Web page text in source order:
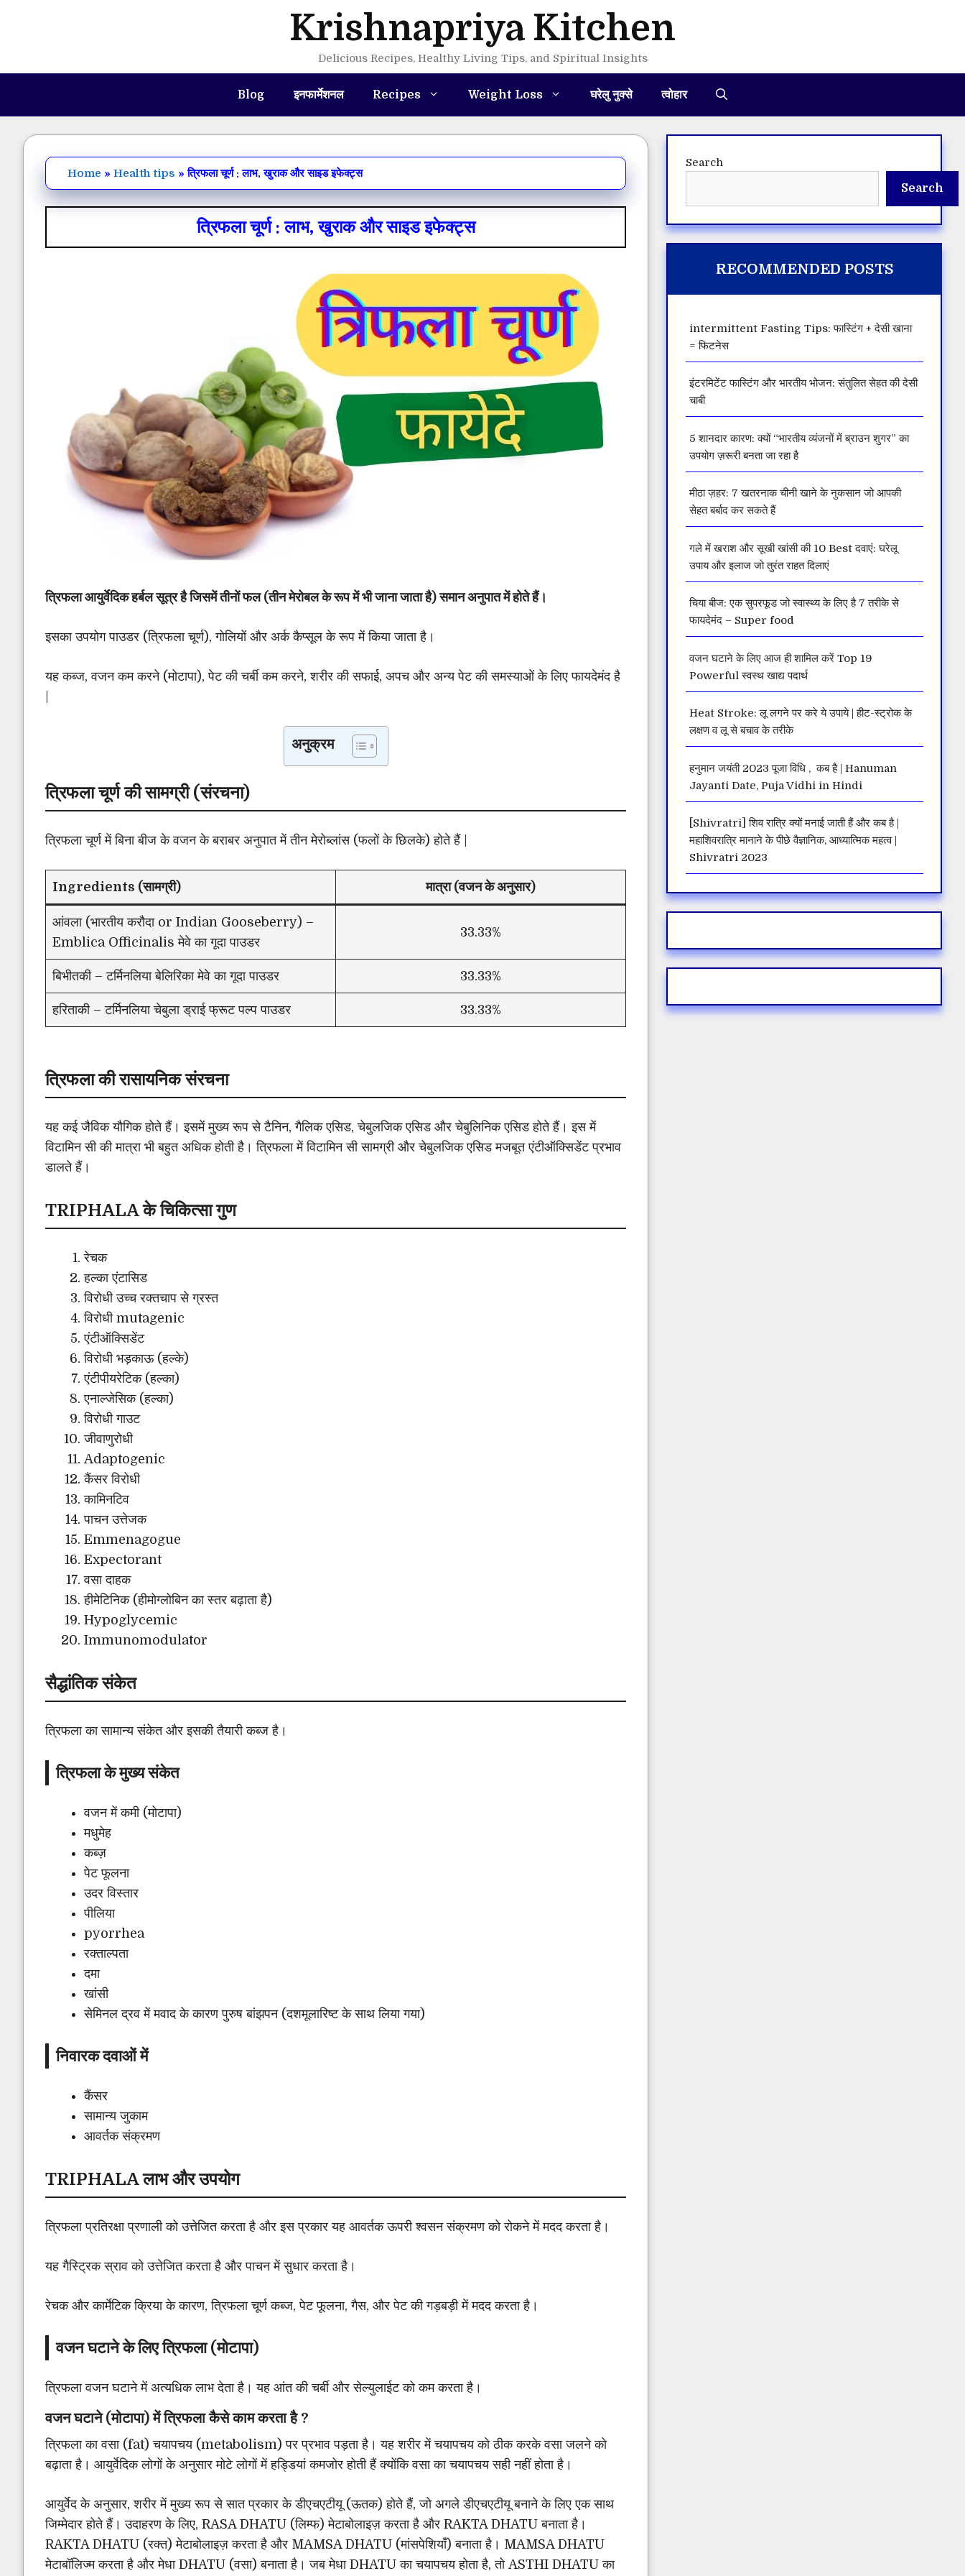
Krishnapriya Kitchen
Delicious Recipes, Healthy Living Tips, and Spiritual Insights
Blog इनफार्मेशनल Recipes Weight Loss घरेलु नुक्से त्वोहार
Home » Health tips »त्रिफला चूर्ण : लाभ, खुराक और साइड इफेक्ट्स
त्रिफला चूर्ण : लाभ, खुराक और साइड इफेक्ट्स
त्रिफला आयुर्वेदिक हर्बल सूत्र है जिसमें तीनों फल (तीन मेरोबल के रूप में भी जाना जाता है) समान अनुपात में होते हैं।
इसका उपयोग पाउडर (त्रिफला चूर्ण), गोलियों और अर्क कैप्सूल के रूप में किया जाता है।
यह कब्ज, वजन कम करने (मोटापा), पेट की चर्बी कम करने, शरीर की सफाई, अपच और अन्य पेट की समस्याओं के लिए फायदेमंद है
अनुक्रम
त्रिफला चूर्ण की सामग्री (संरचना)
त्रिफला चूर्ण में बिना बीज के वजन के बराबर अनुपात में तीन मेरोब्लांस (फलों के छिलके) होते हैं |
Ingredients (सामग्री) मात्रा (वजन के अनुसार)
आंवला (भारतीय करौदा or Indian Gooseberry) –
Emblica Officinalis मेवे का गूदा पाउडर
33.33%
बिभीतकी – टर्मिनलिया बेलिरिका मेवे का गूदा पाउडर 33.33%
हरिताकी – टर्मिनलिया चेबुला ड्राई फ्रूट पल्प पाउडर 33.33%
त्रिफला की रासायनिक संरचना
यह कई जैविक यौगिक होते हैं। इसमें मुख्य रूप से टैनिन, गैलिक एसिड, चेबुलजिक एसिड और चेबुलिनिक एसिड होते हैं। इस में
विटामिन सी की मात्रा भी बहुत अधिक होती है। त्रिफला में विटामिन सी सामग्री और चेबुलजिक एसिड मजबूत एंटीऑक्सिडेंट प्रभाव
डालते हैं।
TRIPHALA के चिकित्सा गुण
रेचक
हल्का एंटासिड
विरोधी उच्च रक्तचाप से ग्रस्त
विरोधी mutagenic
एंटीऑक्सिडेंट
विरोधी भड़काऊ (हल्के)
एंटीपीयरेटिक (हल्का)
एनाल्जेसिक (हल्का)
विरोधी गाउट
जीवाणुरोधी
Adaptogenic
कैंसर विरोधी
कामिनटिव
पाचन उत्तेजक
Emmenagogue
Expectorant
वसा दाहक
हीमेटिनिक (हीमोग्लोबिन का स्तर बढ़ाता है)
Hypoglycemic
Immunomodulator
सैद्धांतिक संकेत
त्रिफला का सामान्य संकेत और इसकी तैयारी कब्ज है।
त्रिफला के मुख्य संकेत
वजन में कमी (मोटापा)
मधुमेह
कब्ज़
पेट फूलना
उदर विस्तार
पीलिया
pyorrhea
रक्ताल्पता
दमा
खांसी
सेमिनल द्रव में मवाद के कारण पुरुष बांझपन (दशमूलारिष्ट के साथ लिया गया)
निवारक दवाओं में
कैंसर
सामान्य जुकाम
आवर्तक संक्रमण
TRIPHALA लाभ और उपयोग
त्रिफला प्रतिरक्षा प्रणाली को उत्तेजित करता है और इस प्रकार यह आवर्तक ऊपरी श्वसन संक्रमण को रोकने में मदद करता है।
यह गैस्ट्रिक स्राव को उत्तेजित करता है और पाचन में सुधार करता है।
रेचक और कार्मेटिक क्रिया के कारण, त्रिफला चूर्ण कब्ज, पेट फूलना, गैस, और पेट की गड़बड़ी में मदद करता है।
वजन घटाने के लिए त्रिफला (मोटापा)
त्रिफला वजन घटाने में अत्यधिक लाभ देता है। यह आंत की चर्बी और सेल्युलाईट को कम करता है।
वजन घटाने (मोटापा) में त्रिफला कैसे काम करता है ?
त्रिफला का वसा (fat) चयापचय (metabolism) पर प्रभाव पड़ता है। यह शरीर में चयापचय को ठीक करके वसा जलने को
बढ़ाता है। आयुर्वेदिक लोगों के अनुसार मोटे लोगों में हड्डियां कमजोर होती हैं क्योंकि वसा का चयापचय सही नहीं होता है।
आयुर्वेद के अनुसार, शरीर में मुख्य रूप से सात प्रकार के डीएचएटीयू (ऊतक) होते हैं, जो अगले डीएचएटीयू बनाने के लिए एक साथ
जिम्मेदार होते हैं। उदाहरण के लिए, RASA DHATU (लिम्फ) मेटाबोलाइज़ करता है और RAKTA DHATU बनाता है।
RAKTA DHATU (रक्त) मेटाबोलाइज़ करता है और MAMSA DHATU (मांसपेशियाँ) बनाता है। MAMSA DHATU
मेटाबॉलिज्म करता है और मेधा DHATU (वसा) बनाता है। जब मेधा DHATU का चयापचय होता है, तो ASTHI DHATU का
Search
Search
RECOMMENDED POSTS
intermittent Fasting Tips: फास्टिंग + देसी खाना
= फिटनेस
इंटरमिटेंट फास्टिंग और भारतीय भोजन: संतुलित सेहत की देसी
चाबी
5 शानदार कारण: क्यों “भारतीय व्यंजनों में ब्राउन शुगर” का
उपयोग ज़रूरी बनता जा रहा है
मीठा ज़हर: 7 खतरनाक चीनी खाने के नुकसान जो आपकी
सेहत बर्बाद कर सकते हैं
गले में खराश और सूखी खांसी की 10 Best दवाएं: घरेलू
उपाय और इलाज जो तुरंत राहत दिलाएं
चिया बीज: एक सुपरफूड जो स्वास्थ्य के लिए है 7 तरीके से
फायदेमंद – Super food
वजन घटाने के लिए आज ही शामिल करें Top 19
Powerful स्वस्थ खाद्य पदार्थ
Heat Stroke: लू लगने पर करे ये उपाये | हीट-स्ट्रोक के
लक्षण व लू से बचाव के तरीके
हनुमान जयंती 2023 पूजा विधि , कब है | Hanuman
Jayanti Date, Puja Vidhi in Hindi
[Shivratri] शिव रात्रि क्यों मनाई जाती हैं और कब है |
महाशिवरात्रि मानाने के पीछे वैज्ञानिक, आध्यात्मिक महत्व |
Shivratri 2023